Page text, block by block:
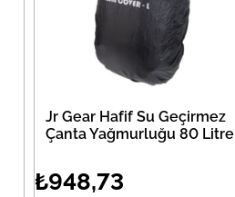
Jr Gear Hafif Su Geçirmez
Çanta Yağmurluğu 80 Litre
₺948,73